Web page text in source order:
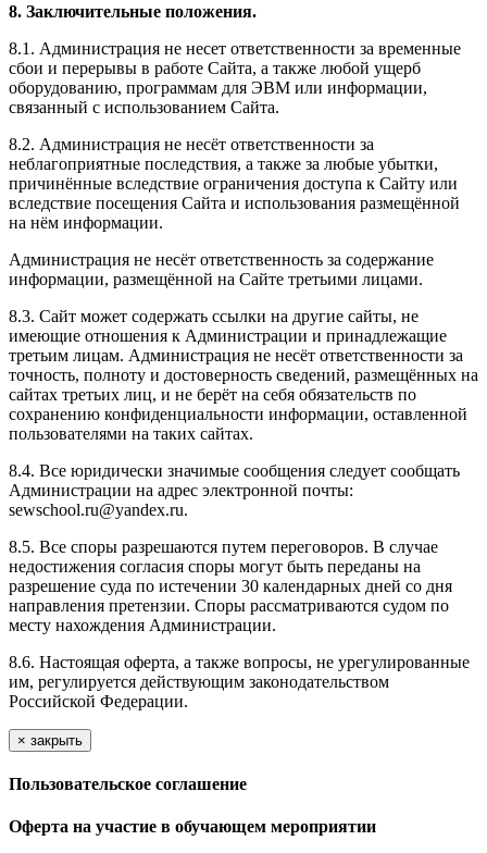
8. Заключительные положения.
8.1. Администрация не несет ответственности за временные
сбои и перерывы в работе Сайта, а также любой ущерб
оборудованию, программам для ЭВМ или информации,
связанный с использованием Сайта.
8.2. Администрация не несёт ответственности за
неблагоприятные последствия, а также за любые убытки,
причинённые вследствие ограничения доступа к Сайту или
вследствие посещения Сайта и использования размещённой
на нём информации.
Администрация не несёт ответственность за содержание
информации, размещённой на Сайте третьими лицами.
8.3. Сайт может содержать ссылки на другие сайты, не
имеющие отношения к Администрации и принадлежащие
третьим лицам. Администрация не несёт ответственности за
точность, полноту и достоверность сведений, размещённых на
сайтах третьих лиц, и не берёт на себя обязательств по
сохранению конфиденциальности информации, оставленной
пользователями на таких сайтах.
8.4. Все юридически значимые сообщения следует сообщать
Администрации на адрес электронной почты:
sewschool.ru@yandex.ru.
8.5. Все споры разрешаются путем переговоров. В случае
недостижения согласия споры могут быть переданы на
разрешение суда по истечении 30 календарных дней со дня
направления претензии. Споры рассматриваются судом по
месту нахождения Администрации.
8.6. Настоящая оферта, а также вопросы, не урегулированные
им, регулируется действующим законодательством
Российской Федерации.
× закрыть
Пользовательское соглашение
Оферта на участие в обучающем мероприятии